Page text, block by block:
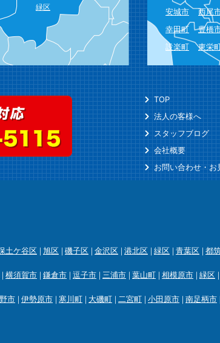
緑区
安城市
西尾
幸田町
豊橋
設楽町
東栄
TOP
法人の客様へ
スタッフブログ
会社概要
お問い合わせ・お
土ケ谷区 旭区 磯子区 金沢区 港北区 緑区 青葉区 都
横須賀市 鎌倉市 逗子市 三浦市 葉山町 相模原市 緑区
市 伊勢原市 寒川町 大磯町 二宮町 小田原市 南足柄市